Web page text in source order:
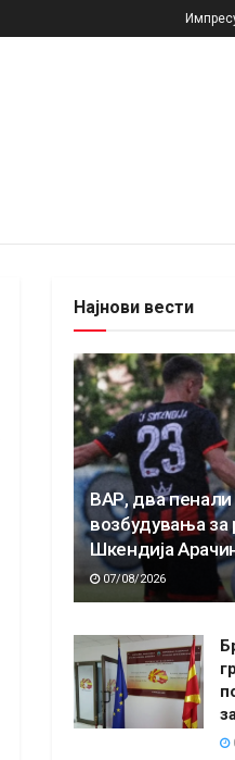
Најнови вести
ВАР, два пенали
возбудувања за
Шкендија
07/08/2026